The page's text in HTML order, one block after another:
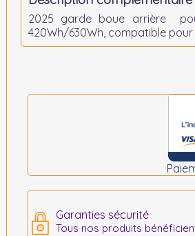
2025 garde boue arrière
420Wh/630Wh, compatible
Garanties sécurité
Tous nos produits